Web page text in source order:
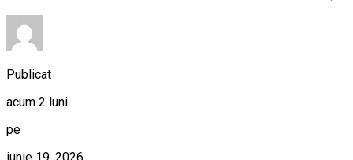
Publicat
acum 2 luni
pe
iunie 19, 2026